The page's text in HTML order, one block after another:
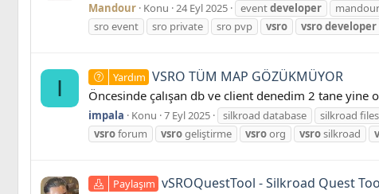
Mandour Konu 24 Eyl 2025 eventdeveloper mandour
sro event
sro private sro pvp vsro vsrodeveloper
I Yardım VSRO TÜM MAP GÖZÜKMÜYOR
Öncesinde çalışan db ve client denedim 2 tane yine
impala Konu 7 Eyl 2025 silkroad database silkroad files
vsroforum vsrogeliştirme vsroorg vsrosilkroad
Paylaşım vSROQuestTool - Silkroad Quest